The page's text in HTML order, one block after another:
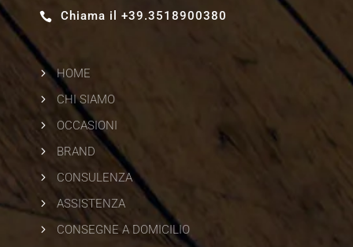
 Chiama il +39.3518900380
5 HOME
5
CHI SIAMO
5
OCCASIONI
5
BRAND
5
CONSULENZA
5
ASSISTENZA
5
CONSEGNE A DOMICILIO